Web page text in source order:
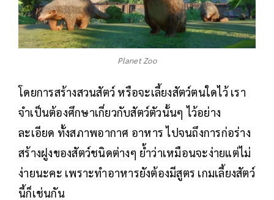
Planet Zoo
โดยการสร้างสวนสัตว์ หรือจะเลี้ยงสัตว์ตนใดไว้ เรา
จำเป็นต้องศึกษาเกี่ยวกับสัตว์ตัวนั้นๆ ไว้อย่าง
ละเอียด ทั้งสภาพอากาศ อาหาร ไปจนถึงการก่อร่าง
สร้างฝูงของสัตว์ชนิดต่างๆ ย้ำว่าเหมือนจะง่ายแต่ไม่
ง่ายนะคะ เพราะทำอาหารยังต้องมีสูตร เกมเลี้ยงสัตว์
นี้ก็เช่นกัน